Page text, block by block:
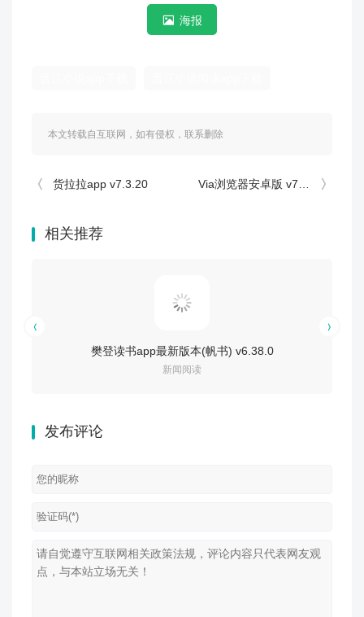
海报
本文转载自互联网，如有侵权，联系删除
货拉拉app v7.3.20 Via浏览器安卓版 v7.2.1
相关推荐
樊登读书app最新版本(帆书) v6.38.0
新闻阅读
发布评论